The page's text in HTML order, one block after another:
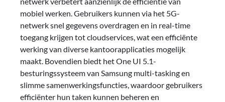
mobiel werken. Gebruikers kunnen via het 5G-
netwerk snel gegevens overdragen en in real-time
toegang krijgen tot cloudservices, wat een efficiënte
werking van diverse kantoorapplicaties mogelijk
maakt. Bovendien biedt het One UI 5.1-
besturingssysteem van Samsung multi-tasking en
slimme samenwerkingsfuncties, waardoor gebruikers
efficiënter hun taken kunnen beheren en